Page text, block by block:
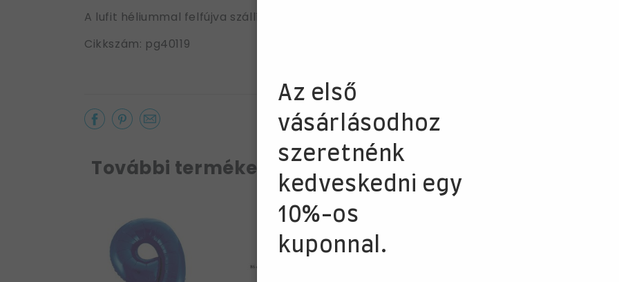
A lufit héliummal felfújva szállítjuk ki vagy személyesen is átveheted üzletünkben.
Cikkszám: pg40119
További termékek a kategóriában
Az első
vásárlásodhoz
szeretnénk
kedveskedni egy
10%-os
kuponnal.